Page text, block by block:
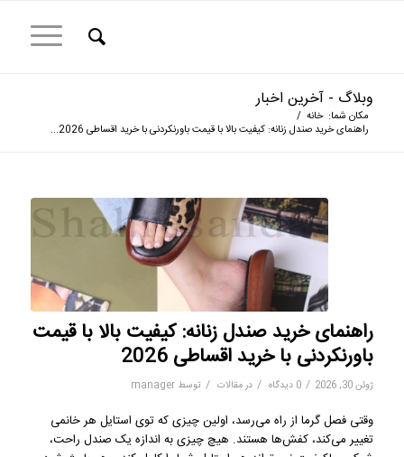
وبلاگ - آخرین اخبار
مکان شما: خانه /
راهنمای خرید صندل زنانه: کیفیت بالا با قیمت باورنکردنی با خرید اقساطی 2026...
راهنمای خرید صندل زنانه: کیفیت بالا با قیمت
باورنکردنی با خرید اقساطی 2026
ژوئن 30, 2026 / 0 دیدگاه / درمقالات / توسط manager
وقتی فصل گرما از راه می‌رسد، اولین چیزی که توی استایل هر خانمی
تغییر می‌کند، کفش‌ها هستند. هیچ چیزی به اندازه یک صندل راحت،